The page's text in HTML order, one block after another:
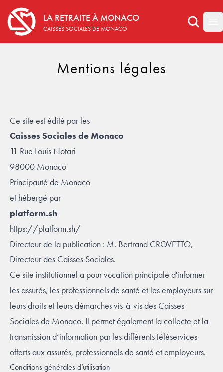
La retraite à monaco
LA RETRAITE À MONACO
CAISSES SOCIALES DE MONACO
Mentions légales
Ce site est édité par les
Caisses Sociales de Monaco
11 Rue Louis Notari
98000 Monaco
Principauté de Monaco
et hébergé par
platform.sh
https://platform.sh/
Directeur de la publication : M. Bertrand CROVETTO,
Directeur des Caisses Sociales.
Ce site institutionnel a pour vocation principale d'informer
les assurés, les professionnels de santé et les employeurs sur
leurs droits et leurs démarches vis-à-vis des Caisses
Sociales de Monaco. Il permet également la collecte et la
transmission d’information par les différents téléservices
offerts aux assurés, professionnels de santé et employeurs.
Conditions générales d’utilisation